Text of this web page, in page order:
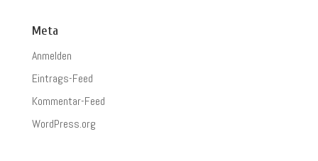
Meta
Anmelden
Eintrags-Feed
Kommentar-Feed
WordPress.org